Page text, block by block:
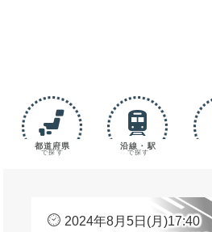
都道府県
で探す
沿線・駅
で探す
2024年8月5日(月)17:40